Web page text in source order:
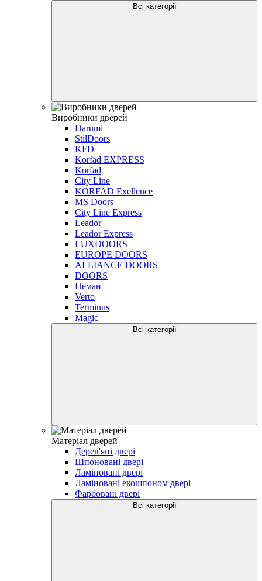
Всі категорії
Виробники дверей
Darumi
StilDoors
KFD
Korfad EXPRESS
Korfad
City Line
KORFAD Exellence
MS Doors
City Line Express
Leador
Leador Express
LUXDOORS
EUROPE DOORS
ALLIANCE DOORS
DOORS
Неман
Verto
Terminus
Magic
Всі категорії
Матеріал дверей
Дерев'яні двері
Шпоновані двері
Ламіновані двері
Ламіновані екошпоном двері
Фарбовані двері
Всі категорії